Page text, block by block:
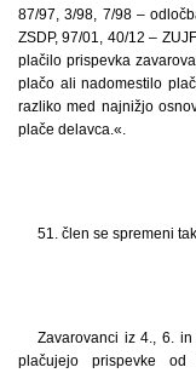
87/97, 3/98, 7/98 –
ZSDP, 97/01, 40/12 –
plačilo prispevka
plačo ali nadomestilo
razliko med najnižjo
plače delavca.«.
51. člen se spremeni
Zavarovanci iz 4., 6.
plačujejo prispevke